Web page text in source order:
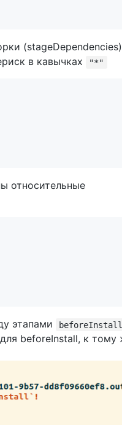
(stageDependencies)
в кавычках
"*"
относительные
этапами
beforeInstall, к тому